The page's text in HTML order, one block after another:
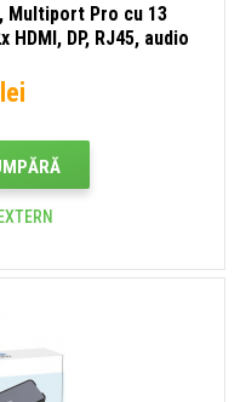
Multiport Pro cu 13
HDMI, DP, RJ45, audio